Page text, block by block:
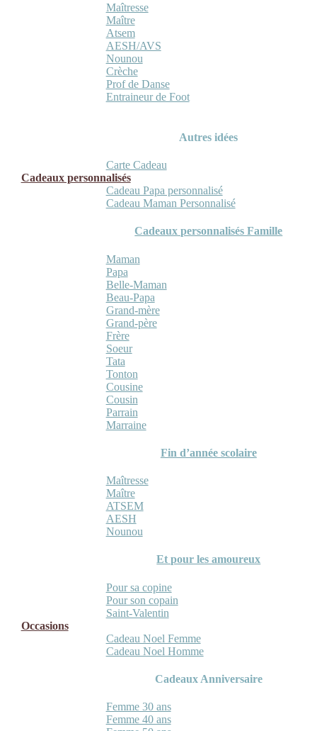
Maîtresse
Maître
Atsem
AESH/AVS
Nounou
Crèche
Prof de Danse
Entraineur de Foot
Autres idées
Carte Cadeau
Cadeaux personnalisés
Cadeau Papa personnalisé
Cadeau Maman Personnalisé
Cadeaux personnalisés Famille
Maman
Papa
Belle-Maman
Beau-Papa
Grand-mère
Grand-père
Frère
Soeur
Tata
Tonton
Cousine
Cousin
Parrain
Marraine
Fin d’année scolaire
Maîtresse
Maître
ATSEM
AESH
Nounou
Et pour les amoureux
Pour sa copine
Pour son copain
Saint-Valentin
Occasions
Cadeau Noel Femme
Cadeau Noel Homme
Cadeaux Anniversaire
Femme 30 ans
Femme 40 ans